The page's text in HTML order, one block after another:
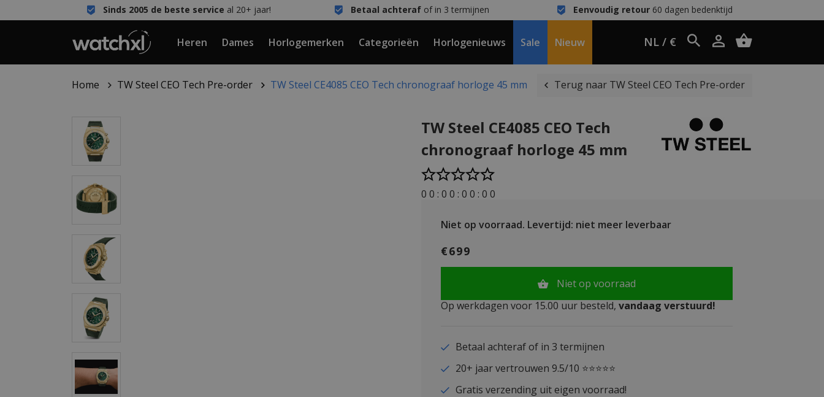
Sinds 2005 de beste service al 20+ jaar! Betaal achterafof in 3 termijnen Eenvoudig retour60 dagen bedenktijd
Heren Dames Horlogemerken Categorieën Horlogenieuws Sale Nieuw NL / €
Home TW Steel CEO Tech Pre-order TW Steel CE4085 CEO Tech chronograaf horloge 45 mm Terug naar TW Steel CEO Tech Pre-order
TW Steel CE4085 CEO Tech
chronograaf horloge 45 mm
0 0 : 0 0 : 0 0 : 0 0
Niet op voorraad. Levertijd: niet meer leverbaar
€699
Niet op voorraad
Op werkdagen voor 15.00 uur besteld, vandaag verstuurd!
Betaal achteraf of in 3 termijnen
20+ jaar vertrouwen 9.5/10 ⭐⭐⭐⭐⭐
Gratis verzending uit eigen voorraad!